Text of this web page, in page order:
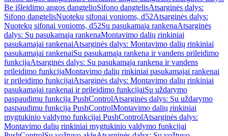
Be išleidimo angos dangtelioSifono dangtelisAtsarginės dalys:
Sifono dangtelisNuotekų sifonai vonioms, d52Atsarginės dalys:
Nuotekų sifonai vonioms, d52Su pasukamąja rankenaAtsarginės
dalys: Su pasukamąja rankenaMontavimo dalių rinkiniai
pasukamajai rankenaiAtsarginės dalys: Montavimo dalių rinkiniai
pasukamajai rankenaiSu pasukamąja rankena ir vandens prileidimo
funkcijaAtsarginės dalys: Su pasukamąja rankena ir vandens
prileidimo funkcijaMontavimo dalių rinkiniai pasukamajai rankenai
ir prileidimo funkcijaiAtsarginės dalys: Montavimo dalių rinkiniai
pasukamajai rankenai ir prileidimo funkcijaiSu uždarymo
paspaudimu funkcija PushControlAtsarginės dalys: Su uždarymo
paspaudimu funkcija PushControlMontavimo dalių rinkiniai
mygtukinio valdymo funkcijai PushControlAtsarginės dalys:
Montavimo dalių rinkiniai mygtukinio valdymo funkcijai